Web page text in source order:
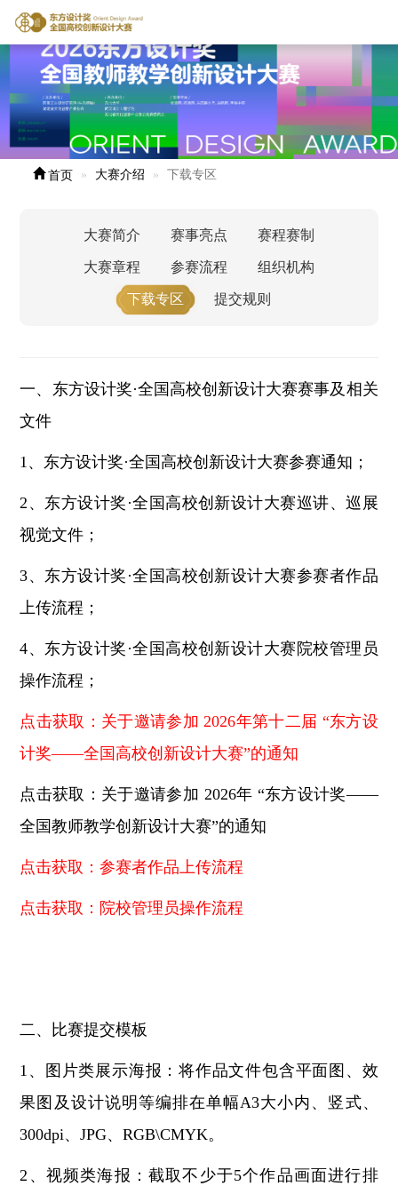
首页 大赛介绍 下载专区
大赛简介 赛事亮点 赛程赛制
大赛章程 参赛流程 组织机构
下载专区 提交规则
一、东方设计奖·全国高校创新设计大赛赛事及相关
文件
1、东方设计奖·全国高校创新设计大赛参赛通知；
2、东方设计奖·全国高校创新设计大赛巡讲、巡展
视觉文件；
3、东方设计奖·全国高校创新设计大赛参赛者作品
上传流程；
4、东方设计奖·全国高校创新设计大赛院校管理员
操作流程；
点击获取：关于邀请参加 2026年第十二届 “东方设
计奖——全国高校创新设计大赛”的通知
点击获取：关于邀请参加 2026年 “东方设计奖——
全国教师教学创新设计大赛”的通知
点击获取：参赛者作品上传流程
点击获取：院校管理员操作流程
二、比赛提交模板
1、图片类展示海报：将作品文件包含平面图、效
果图及设计说明等编排在单幅A3大小内、竖式、
300dpi、JPG、RGB\CMYK。
2 、视频类海报：截取不少于5个作品画面进行排